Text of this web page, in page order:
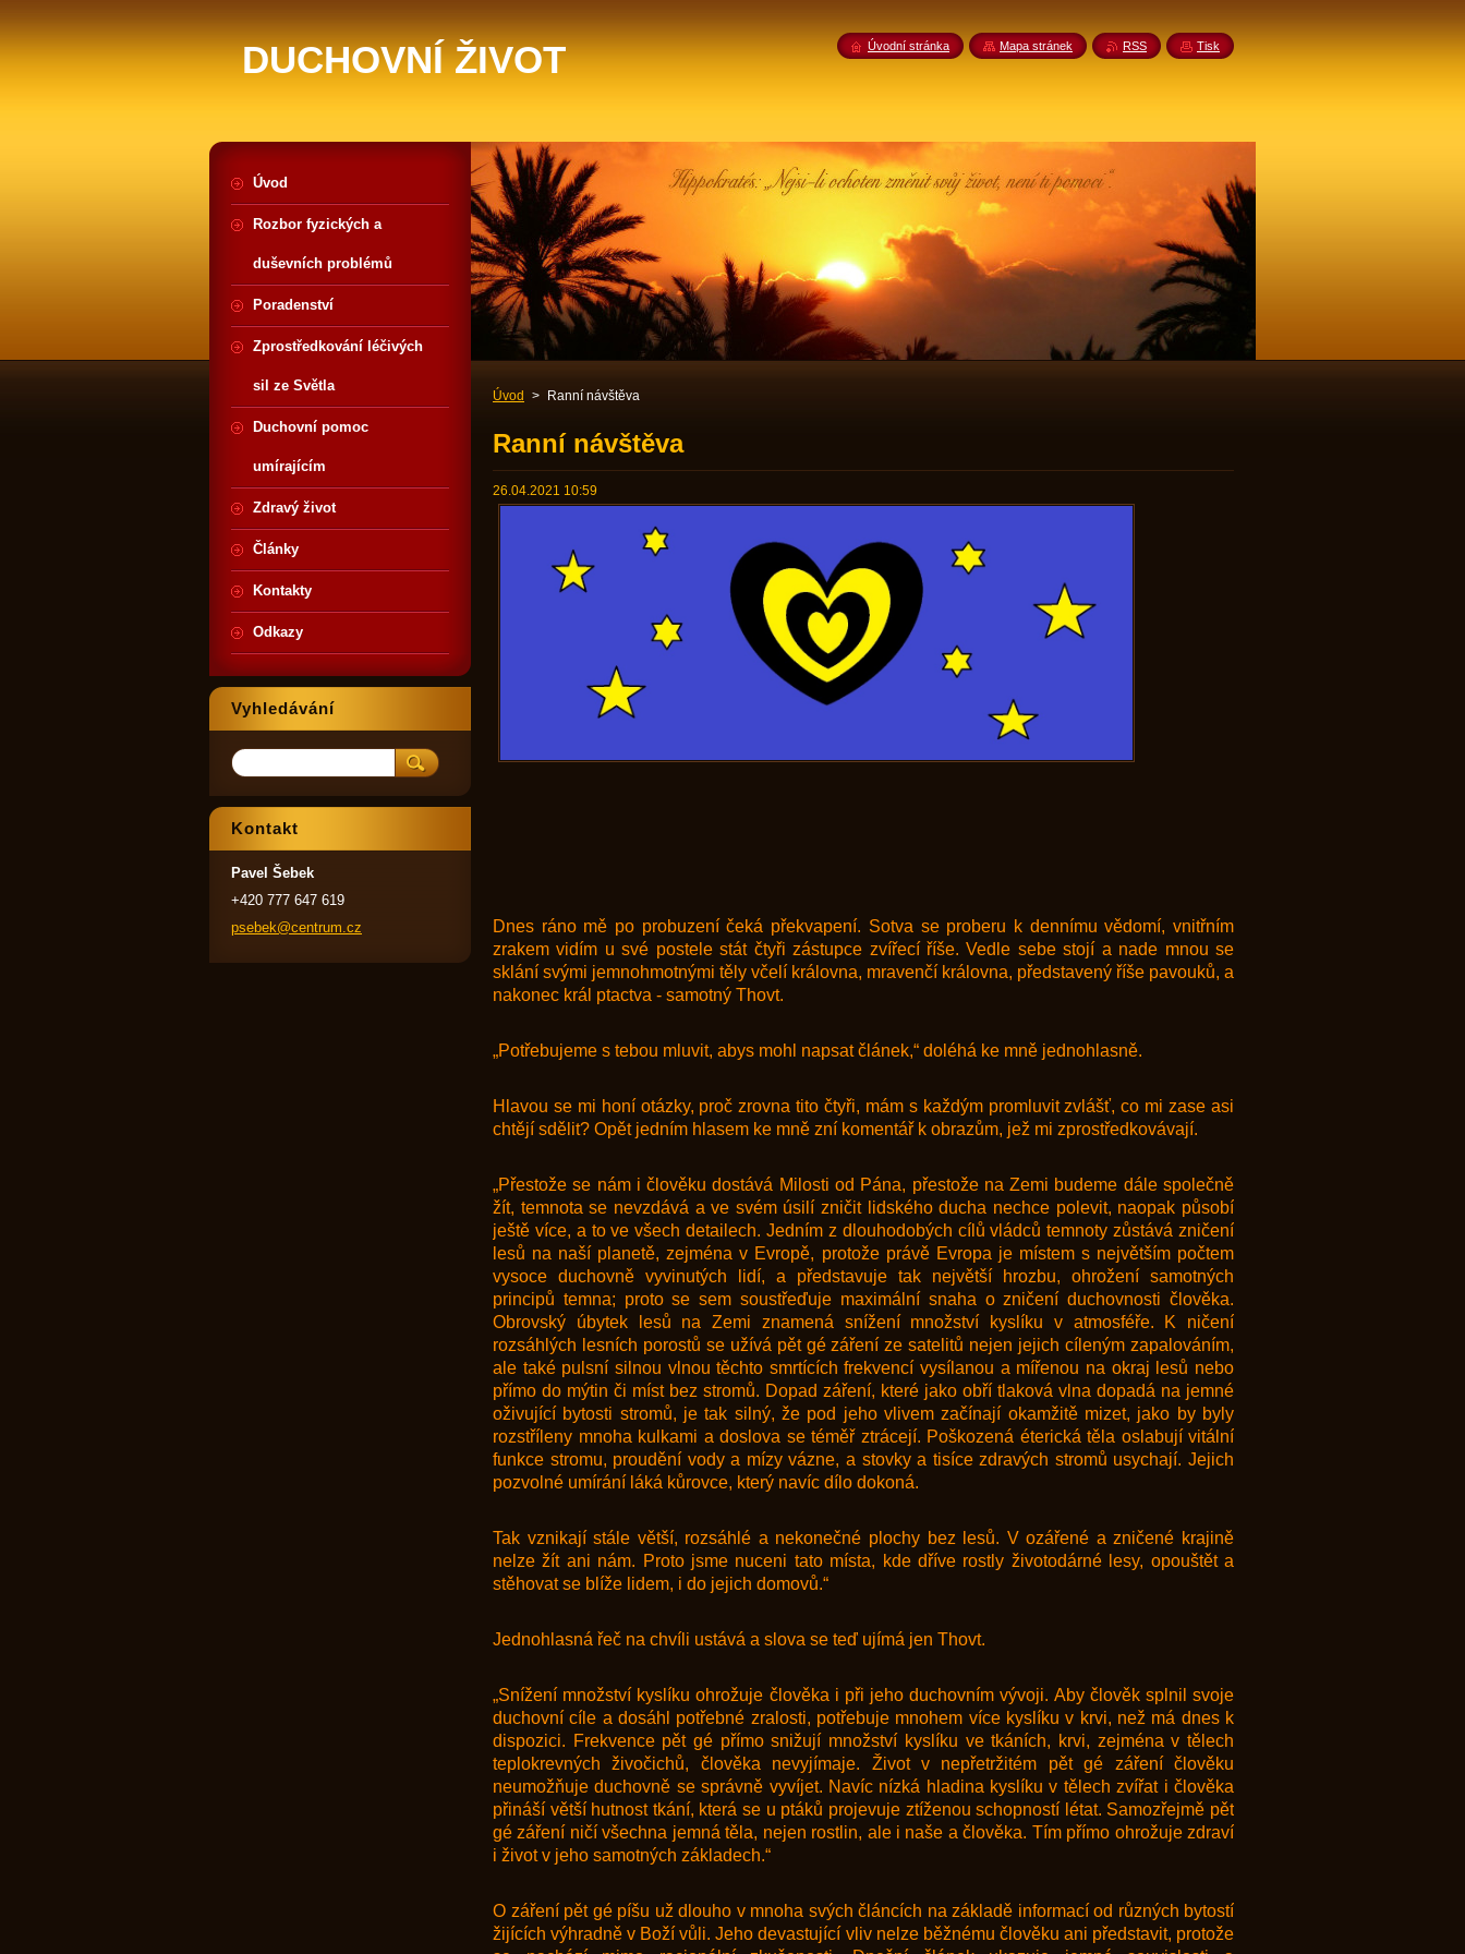
DUCHOVNÍ ŽIVOT
Úvod > Ranní návštěva
Ranní návštěva
26.04.2021 10:59
Dnes ráno mě po probuzení čeká překvapení. Sotva se proberu k dennímu vědomí, vnitřním
zrakem vidím u své postele stát čtyři zástupce zvířecí říše. Vedle sebe stojí a nade mnou se
sklání svými jemnohmotnými těly včelí královna, mravenčí královna, představený říše pavouků, a
nakonec král ptactva - samotný Thovt.
„Potřebujeme s tebou mluvit, abys mohl napsat článek,“ doléhá ke mně jednohlasně.
Hlavou se mi honí otázky, proč zrovna tito čtyři, mám s každým promluvit zvlášť, co mi zase asi
chtějí sdělit? Opět jedním hlasem ke mně zní komentář k obrazům, jež mi zprostředkovávají.
„Přestože se nám i člověku dostává Milosti od Pána, přestože na Zemi budeme dále společně
žít, temnota se nevzdává a ve svém úsilí zničit lidského ducha nechce polevit, naopak působí
ještě více, a to ve všech detailech. Jedním z dlouhodobých cílů vládců temnoty zůstává zničení
lesů na naší planetě, zejména v Evropě, protože právě Evropa je místem s největším počtem
vysoce duchovně vyvinutých lidí, a představuje tak největší hrozbu, ohrožení samotných
principů temna; proto se sem soustřeďuje maximální snaha o zničení duchovnosti člověka.
Obrovský úbytek lesů na Zemi znamená snížení množství kyslíku v atmosféře. K ničení
rozsáhlých lesních porostů se užívá pět gé záření ze satelitů nejen jejich cíleným zapalováním,
ale také pulsní silnou vlnou těchto smrtících frekvencí vysílanou a mířenou na okraj lesů nebo
přímo do mýtin či míst bez stromů. Dopad záření, které jako obří tlaková vlna dopadá na jemné
oživující bytosti stromů, je tak silný, že pod jeho vlivem začínají okamžitě mizet, jako by byly
rozstříleny mnoha kulkami a doslova se téměř ztrácejí. Poškozená éterická těla oslabují vitální
funkce stromu, proudění vody a mízy vázne, a stovky a tisíce zdravých stromů usychají. Jejich
pozvolné umírání láká kůrovce, který navíc dílo dokoná.
Tak vznikají stále větší, rozsáhlé a nekonečné plochy bez lesů. V ozářené a zničené krajině
nelze žít ani nám. Proto jsme nuceni tato místa, kde dříve rostly životodárné lesy, opouštět a
stěhovat se blíže lidem, i do jejich domovů.“
Jednohlasná řeč na chvíli ustává a slova se teď ujímá jen Thovt.
„Snížení množství kyslíku ohrožuje člověka i při jeho duchovním vývoji. Aby člověk splnil svoje
duchovní cíle a dosáhl potřebné zralosti, potřebuje mnohem více kyslíku v krvi, než má dnes k
dispozici. Frekvence pět gé přímo snižují množství kyslíku ve tkáních, krvi, zejména v tělech
teplokrevných živočichů, člověka nevyjímaje. Život v nepřetržitém pět gé záření člověku
neumožňuje duchovně se správně vyvíjet. Navíc nízká hladina kyslíku v tělech zvířat i člověka
přináší větší hutnost tkání, která se u ptáků projevuje ztíženou schopností létat. Samozřejmě pět
gé záření ničí všechna jemná těla, nejen rostlin, ale i naše a člověka. Tím přímo ohrožuje zdraví
i život v jeho samotných základech.“
O záření pět gé píšu už dlouho v mnoha svých článcích na základě informací od různých bytostí
žijících výhradně v Boží vůli. Jeho devastující vliv nelze běžnému člověku ani představit, protože
Úvod
Rozbor fyzických a
duševních problémů
Poradenství
Zprostředkování léčivých
sil ze Světla
Duchovní pomoc
umírajícím
Zdravý život
Články
Kontakty
Odkazy
Vyhledávání
Kontakt
Pavel Šebek
+420 777 647 619
psebek@centrum.cz
Úvodní stránka Mapa stránek RSS Tisk